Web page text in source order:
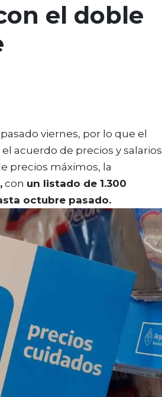
el doble
viernes, por lo que el
acuerdo de precios y salarios
precios máximos, la
con un listado de 1.300
octubre pasado.